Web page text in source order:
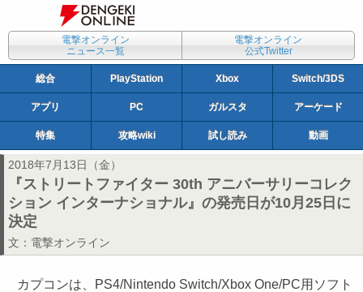
電撃オンライン
ニュース一覧
電撃オンライン
公式Twitter
総合 PlayStation Xbox Switch/3DS
アプリ PC ガルスタ アーケード
特集 攻略wiki 試し読み 動画
2018年7月13日（金）
『ストリートファイター 30th アニバーサリーコレク
ション インターナショナル』の発売日が10月25日に
決定
文： 電撃オンライン
カプコンは、PS4/Nintendo Switch/Xbox One/PC用ソフト